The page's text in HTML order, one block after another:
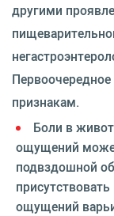
другими
признакам.
Боли в
ощущений
подвздошной
ощущений